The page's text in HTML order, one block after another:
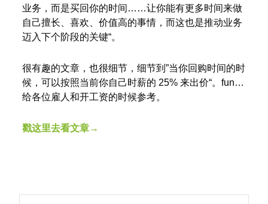
业务，而是买回你的时间……让你能有更多时间来做
自己擅长、喜欢、价值高的事情，而这也是推动业务
迈入下个阶段的关键“。
很有趣的文章，也很细节，细节到”当你回购时间的时
候，可以按照当前你自己时薪的 25% 来出价“。fun…
给各位雇人和开工资的时候参考。
戳这里去看文章→